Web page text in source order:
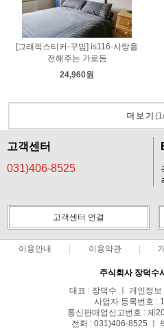
[그래픽스티커-꾸밈] is116-사랑을
전해주는 가로등
24,960원
더보기 (1/
고객센터
031)406-8525
고객센터 연결
이용안내 이용약관
주식회사 장덕수
대표 : 장덕수 ㅣ 개인정
사업자 등록번호 :
통신판매업신고번호 : 제
전화 : 031)406-8525 ㅣ